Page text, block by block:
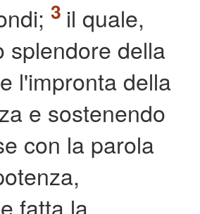
il quale,
splendore della
l'impronta della
e sostenendo
con la parola
fatta la